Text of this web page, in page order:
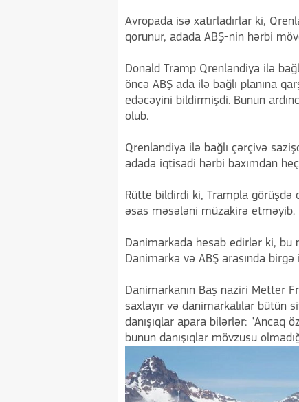
Avropada isə xatırladırlar ki,
qorunur, adada ABŞ-nin hərbi
Donald Tramp Qrenlandiya ilə
öncə ABŞ ada ilə bağlı planına
edəcəyini bildirmişdi. Bunun
olub.
Qrenlandiya ilə bağlı çərçivə
adada iqtisadi hərbi baxımdan
Rütte bildirdi ki, Trampla görüşdə
əsas məsələni müzakirə etməyib.
Danimarkada hesab edirlər ki, bu
Danimarka və ABŞ arasında birgə
Danimarkanın Baş naziri Metter
saxlayır və danimarkalılar bütün
danışıqlar apara bilərlər: "Ancaq
bunun danışıqlar mövzusu